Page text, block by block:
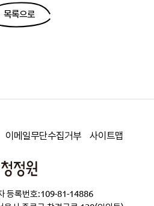
목록으로
이메일무단수집거부 사이트맵
청
원
등록번호:109-81-14886